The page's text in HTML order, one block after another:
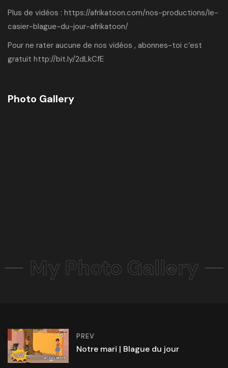
Plus de vidéos : https://afrikatoon.com/nos-productions/le-
casier-blague-du-jour-afrikatoon/
Pour ne rater aucune de nos vidéos , abonnes-toi c’est
gratuit http://bit.ly/2dLkCfE
Photo Gallery
My Photo Gallery
PREV
Notre mari | Blague du jour